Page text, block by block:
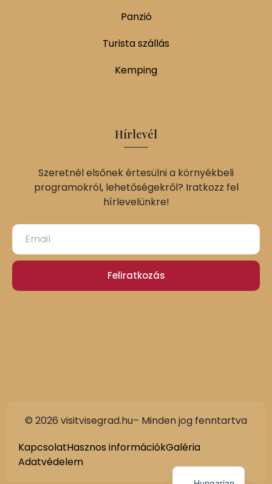
Panzió
Turista szállás
Kemping
Hírlevél
Szeretnél elsőnek értesülni a környékbeli
programokról, lehetőségekről? Iratkozz fel
hírlevelünkre!
Feliratkozás
© 2026 visitvisegrad.hu– Minden jog fenntartva
KapcsolatHasznos információkGaléria
Adatvédelem
German
Slovak